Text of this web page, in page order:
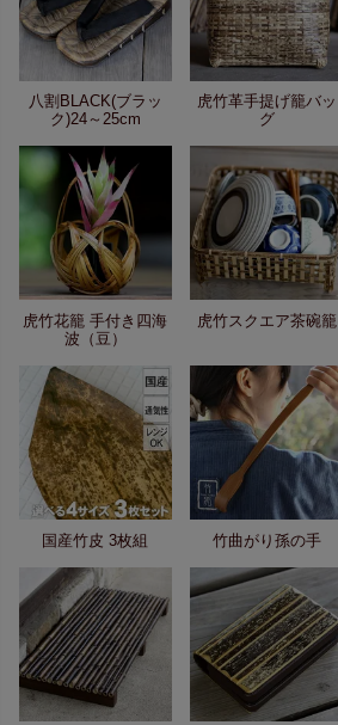
八割BLACK(ブラッ
ク)24～25cm
虎竹革手提げ籠バッ
グ
虎竹花籠 手付き四海
波（豆）
虎竹スクエア茶碗籠
国産竹皮 3枚組 竹曲がり孫の手